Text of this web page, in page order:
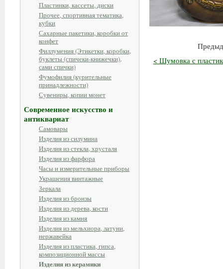
Пластинки, кассеты, диски
Прочее, спортивная тематика,
кубки
Сахарные пакетики, коробки от
конфет
Филлумения (Этикетки, коробки,
буклеты (спичеки-книжечки),
сами спички)
Фумофилия (курительные
принадлежности)
Сувениры, копии монет
Современное искусство и
антиквариат
Самовары
Изделия из силумина
Изделия из стекла, хрусталя
Изделия из фарфора
Часы и измерительные приборы
Украшения винтажные
Зеркала
Изделия из бронзы
Изделия из дерева, кости
Изделия из камня
Изделия из мельхиора, латуни,
нержавейка
Изделия из пластика, гипса,
композиционной массы
Изделия из керамики
< Шумовка с